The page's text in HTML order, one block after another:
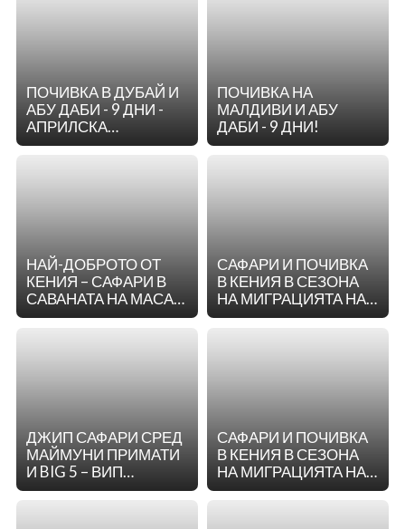
ПОЧИВКА В ДУБАЙ И
АБУ ДАБИ - 9 ДНИ -
АПРИЛСКА
ВАКАНЦИЯ!
ПОЧИВКА НА
МАЛДИВИ И АБУ
ДАБИ - 9 ДНИ!
НАЙ-ДОБРОТО ОТ
КЕНИЯ – САФАРИ В
САВАНАТА НА МАСАЙ
МАРА, НАЙРОБИ И
ПЛАЖ НА ДИАНИ
САФАРИ И ПОЧИВКА
В КЕНИЯ В СЕЗОНА
НА МИГРАЦИЯТА НА
ГОЛЕМИТЕ 5 - 1
СЕПТЕМВРИ 2025 |
ДЖИП САФАРИ СРЕД
МАЙМУНИ ПРИМАТИ
И BIG 5 – ВИП
ПРОГРАМА С 8
НОЩУВКИ В РУАНДА
САФАРИ И ПОЧИВКА
В КЕНИЯ В СЕЗОНА
НА МИГРАЦИЯТА НА
ГОЛЕМИТЕ 5 - 1
СЕПТЕМВРИ 2025 |